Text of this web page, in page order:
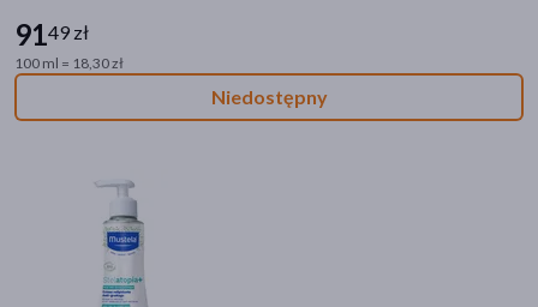
9149 zł
100 ml = 18,30 zł
Niedostępny